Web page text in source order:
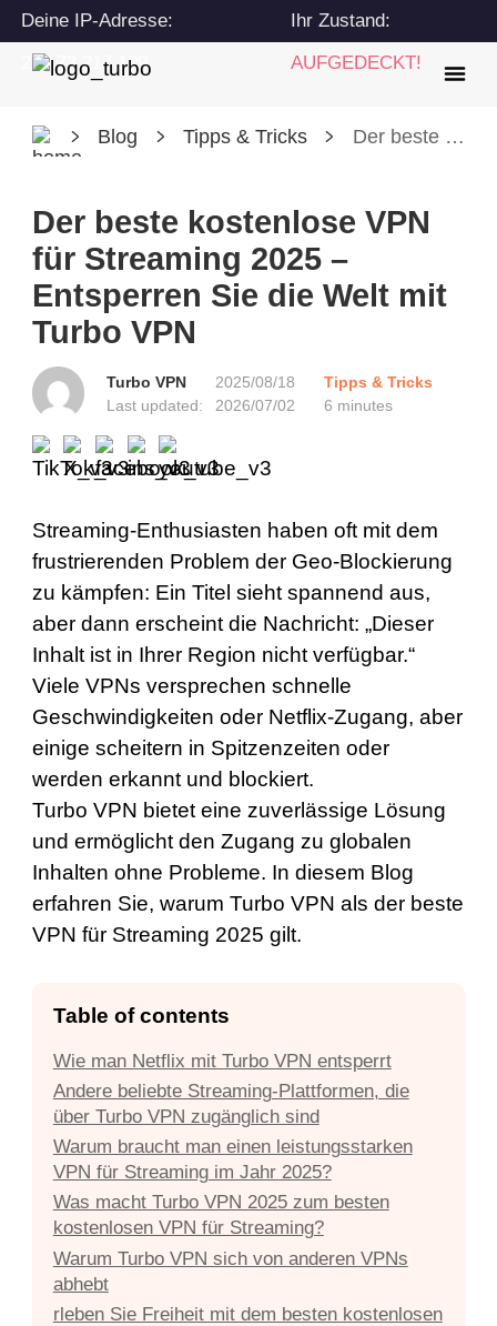
Deine IP-Adresse:
216.73.217.109
Ihr Zustand:
AUFGEDECKT!
Blog Tipps & Tricks Der beste kostenlose VPN für Streaming 2025 – Entsperren Sie die Welt mit Turbo VPN
Der beste kostenlose VPN
für Streaming 2025 –
Entsperren Sie die Welt mit
Turbo VPN
Turbo VPN 2025/08/18
Tipps & Tricks
Last updated:
2026/07/02 6 minutes
Streaming-Enthusiasten haben oft mit dem
frustrierenden Problem der Geo-Blockierung
zu kämpfen: Ein Titel sieht spannend aus,
aber dann erscheint die Nachricht: „Dieser
Inhalt ist in Ihrer Region nicht verfügbar.“
Viele VPNs versprechen schnelle
Geschwindigkeiten oder Netflix-Zugang, aber
einige scheitern in Spitzenzeiten oder
werden erkannt und blockiert.
Turbo VPN bietet eine zuverlässige Lösung
und ermöglicht den Zugang zu globalen
Inhalten ohne Probleme. In diesem Blog
erfahren Sie, warum Turbo VPN als der beste
VPN für Streaming 2025 gilt.
Table of contents
Wie man Netflix mit Turbo VPN entsperrt
Andere beliebte Streaming-Plattformen, die
über Turbo VPN zugänglich sind
Warum braucht man einen leistungsstarken
VPN für Streaming im Jahr 2025?
Was macht Turbo VPN 2025 zum besten
kostenlosen VPN für Streaming?
Warum Turbo VPN sich von anderen VPNs
abhebt
rleben Sie Freiheit mit dem besten kostenlosen